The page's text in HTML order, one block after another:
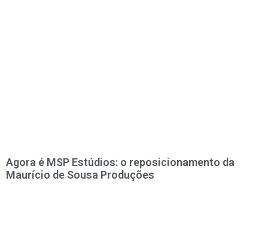
Agora é MSP Estúdios: o reposicionamento da
Maurício de Sousa Produções